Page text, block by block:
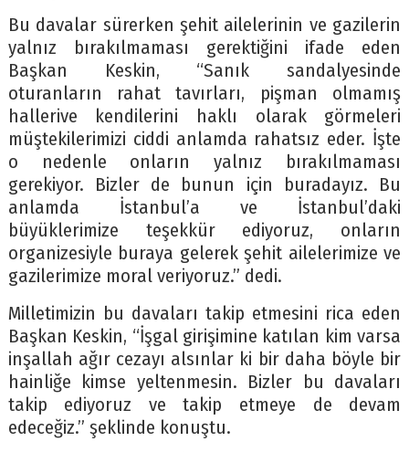
Bu davalar sürerken şehit ailelerinin ve gazilerin
yalnız bırakılmaması gerektiğini ifade eden
Başkan Keskin, “Sanık sandalyesinde
oturanların rahat tavırları, pişman olmamış
hallerive kendilerini haklı olarak görmeleri
müştekilerimizi ciddi anlamda rahatsız eder. İşte
o nedenle onların yalnız bırakılmaması
gerekiyor. Bizler de bunun için buradayız. Bu
anlamda İstanbul’a ve İstanbul’daki
büyüklerimize teşekkür ediyoruz, onların
organizesiyle buraya gelerek şehit ailelerimize ve
gazilerimize moral veriyoruz.” dedi.
Milletimizin bu davaları takip etmesini rica eden
Başkan Keskin, “İşgal girişimine katılan kim varsa
inşallah ağır cezayı alsınlar ki bir daha böyle bir
hainliğe kimse yeltenmesin. Bizler bu davaları
takip ediyoruz ve takip etmeye de devam
edeceğiz.” şeklinde konuştu.